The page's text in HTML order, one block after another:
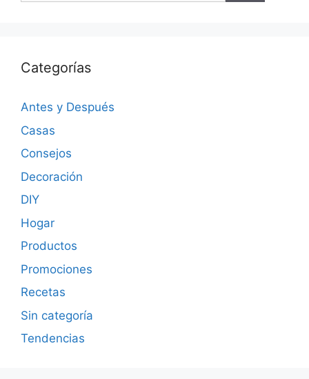
Categorías
Antes y Después
Casas
Consejos
Decoración
DIY
Hogar
Productos
Promociones
Recetas
Sin categoría
Tendencias